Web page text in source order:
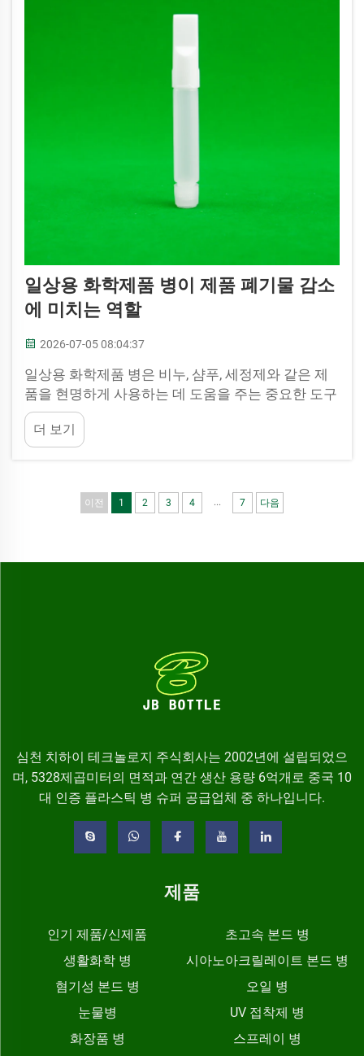
일상용 화학제품 병이 제품 폐기물 감소
에 미치는 역할
2026-07-05 08:04:37
일상용 화학제품 병은 비누, 샴푸, 세정제와 같은 제
품을 현명하게 사용하는 데 도움을 주는 중요한 도구
입니다. 이러한 병을 사용하면 우리가 발생시키는 폐
기물을 줄일 수 있습니다. JB BOTTLE는 강도가 높고
재사용이 가능한 병을 제조합니다. 이는 플라스틱 폐
더 보기
이전 1 2 3 4 ... 7 다음
심천 치하이 테크놀로지 주식회사는 2002년에 설립되었으
며, 5328제곱미터의 면적과 연간 생산 용량 6억개로 중국 10
대 인증 플라스틱 병 슈퍼 공급업체 중 하나입니다.
제품
인기 제품/신제품
초고속 본드 병
생활화학 병
시아노아크릴레이트 본드 병
혐기성 본드 병
오일 병
눈물병
UV 접착제 병
화장품 병
스프레이 병